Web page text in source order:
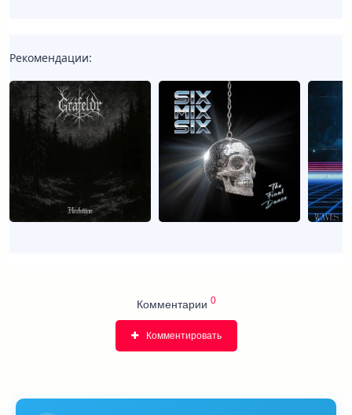
Рекомендации:
Комментарии 0
Комментировать